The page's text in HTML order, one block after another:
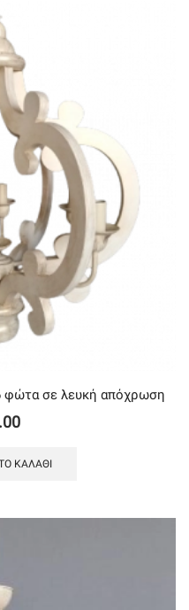
φώτα σε λευκή απόχρωση
ΚΑΛΆΘΙ